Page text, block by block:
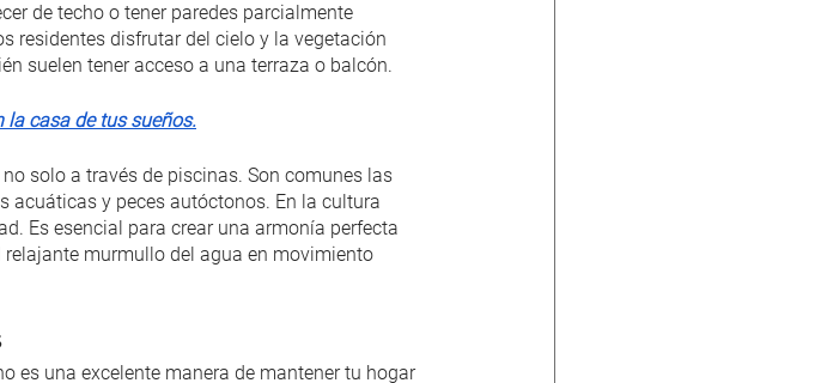
de techo o tener paredes parcialmente
residentes disfrutar del cielo y la vegetación
suelen tener acceso a una terraza o balcón.
la casa de tus sueños.
solo a través de piscinas. Son comunes las
acuáticas y peces autóctonos. En la cultura
Es esencial para crear una armonía perfecta
relajante murmullo del agua en movimiento
es una excelente manera de mantener tu hogar